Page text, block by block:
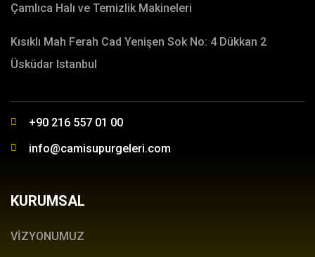
Çamlıca Halı ve Temizlik Makineleri
Kısıklı Mah Ferah Cad Yenişen Sok No: 4 Dükkan 2
Üsküdar Istanbul
+90 216 557 01 00
info@camisupurgeleri.com
KURUMSAL
VİZYONUMUZ